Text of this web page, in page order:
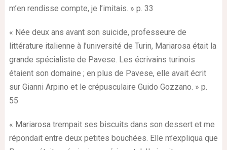
m’en rendisse compte, je l’imitais. » p. 33
« Née deux ans avant son suicide, professeure de
littérature italienne à l’université de Turin, Mariarosa était la
grande spécialiste de Pavese. Les écrivains turinois
étaient son domaine ; en plus de Pavese, elle avait écrit
sur Gianni Arpino et le crépusculaire Guido Gozzano. » p.
55
« Mariarosa trempait ses biscuits dans son dessert et me
répondait entre deux petites bouchées. Elle m’expliqua que